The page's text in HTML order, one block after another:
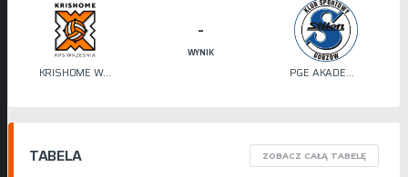
KRISHOME WRZEŚNIA PGE AKADEMIA SIATKÓWKI STILON
-
WYNIK
TABELA ZOBACZ CAŁĄ TABELĘ